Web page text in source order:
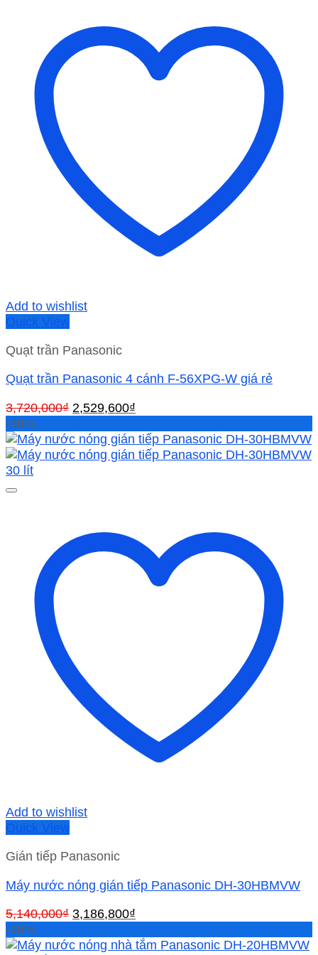
Add to wishlist
Quick View
Quạt trần Panasonic
Quạt trần Panasonic 4 cánh F-56XPG-W giá rẻ
3,720,000₫ Giá
là:
3,720,000₫.
2,529,600₫
tại
là:
-38%
Add to wishlist
Quick View
Gián tiếp Panasonic
Máy nước nóng gián tiếp Panasonic DH-30HBMVW
5,140,000₫ Giá
là:
3,186,800₫
tại
-38%